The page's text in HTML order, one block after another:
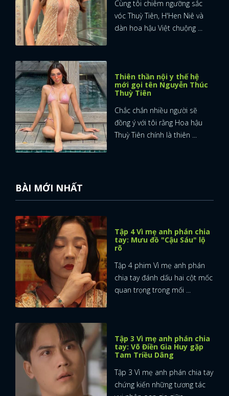
Cùng tôi chiêm ngưỡng sắc
vóc Thuỳ Tiên, H'Hen Niê và
dàn hoa hậu Việt chuộng ...
Thiên thần nội y thế hệ
mới gọi tên Nguyễn Thúc
Thuỳ Tiên
Chắc chắn nhiều người sẽ
đồng ý với tôi rằng Hoa hậu
Thuỳ Tiên chính là thiên ...
BÀI MỚI NHẤT
Tập 4 Vì mẹ anh phán chia
tay: Mưu đồ "Cậu Sáu" lộ
rõ
Tập 4 phim Vì mẹ anh phán
chia tay đánh dấu hai cột mốc
quan trọng trong mối ...
Tập 3 Vì mẹ anh phán chia
tay: Võ Điền Gia Huy gặp
Tam Triều Dâng
Tập 3 Vì mẹ anh phán chia tay
chứng kiến những tương tác